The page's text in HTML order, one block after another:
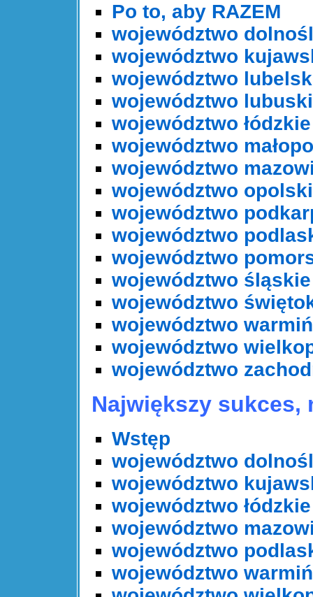
Po to, aby RAZEM
województwo
województwo
województwo
województwo
województwo łódzkie
województwo
województwo
województwo
województwo
województwo
województwo
województwo śląskie
województwo
województwo
województwo
województwo
Największy sukces,
Wstęp
województwo
województwo
województwo łódzkie
województwo
województwo
województwo